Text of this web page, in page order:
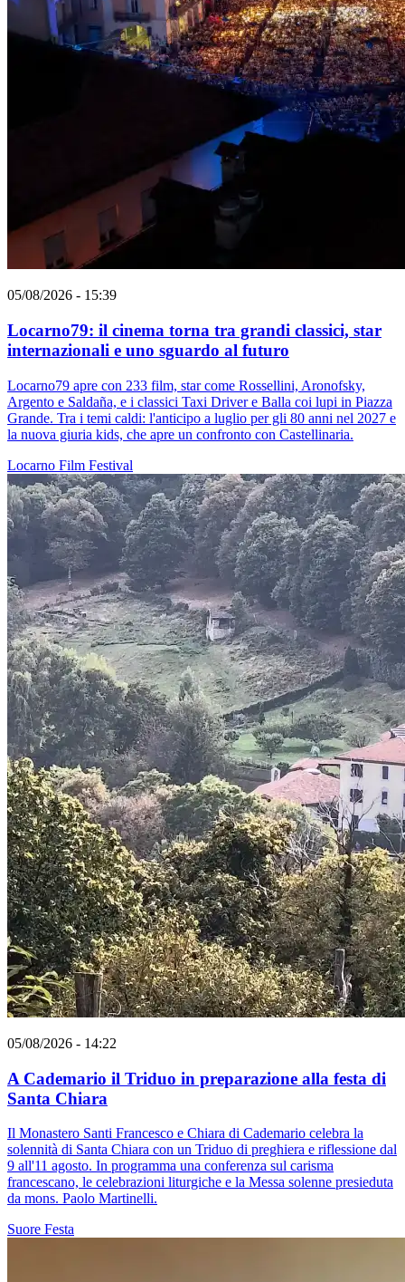
05/08/2026 - 15:39
Locarno79: il cinema torna tra grandi classici, star
internazionali e uno sguardo al futuro
Locarno79 apre con 233 film, star come Rossellini, Aronofsky,
Argento e Saldaña, e i classici Taxi Driver e Balla coi lupi in Piazza
Grande. Tra i temi caldi: l'anticipo a luglio per gli 80 anni nel 2027 e
la nuova giuria kids, che apre un confronto con Castellinaria.
Locarno Film Festival
05/08/2026 - 14:22
A Cademario il Triduo in preparazione alla festa di
Santa Chiara
Il Monastero Santi Francesco e Chiara di Cademario celebra la
solennità di Santa Chiara con un Triduo di preghiera e riflessione dal
9 all'11 agosto. In programma una conferenza sul carisma
francescano, le celebrazioni liturgiche e la Messa solenne presieduta
da mons. Paolo Martinelli.
Suore Festa